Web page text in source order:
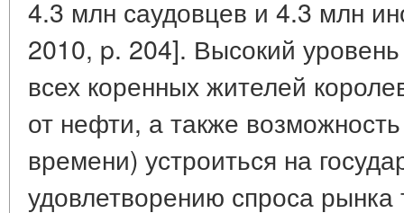
4.3 млн саудовцев и 4.3 млн
2010, p. 204]. Высокий
всех коренных жителей
от нефти, а также
времени) устроиться на
удовлетворению спроса рынка